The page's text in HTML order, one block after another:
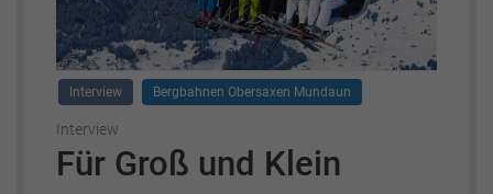
Interview Bergbahnen Obersaxen Mundaun
Interview
Für Groß und Klein